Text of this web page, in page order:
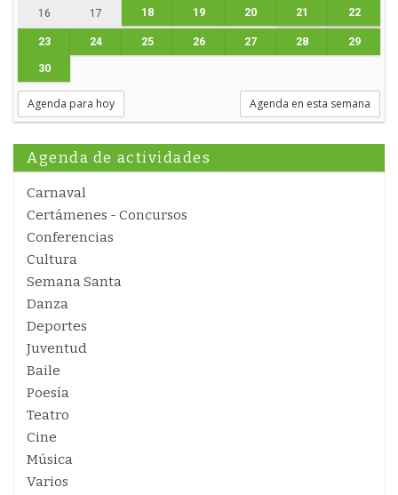
16 17 18 19 20 21 22
23 24 25 26 27 28 29
30
Agenda para hoy Agenda en esta semana
Agenda de actividades
Carnaval
Certámenes - Concursos
Conferencias
Cultura
Semana Santa
Danza
Deportes
Juventud
Baile
Poesía
Teatro
Cine
Música
Varios